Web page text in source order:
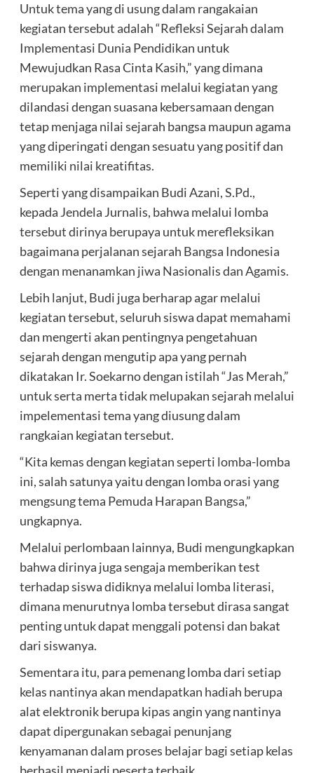
Untuk tema yang di usung dalam rangakaian
kegiatan tersebut adalah “Refleksi Sejarah dalam
Implementasi Dunia Pendidikan untuk
Mewujudkan Rasa Cinta Kasih,” yang dimana
merupakan implementasi melalui kegiatan yang
dilandasi dengan suasana kebersamaan dengan
tetap menjaga nilai sejarah bangsa maupun agama
yang diperingati dengan sesuatu yang positif dan
memiliki nilai kreatifitas.
Seperti yang disampaikan Budi Azani, S.Pd.,
kepada Jendela Jurnalis, bahwa melalui lomba
tersebut dirinya berupaya untuk merefleksikan
bagaimana perjalanan sejarah Bangsa Indonesia
dengan menanamkan jiwa Nasionalis dan Agamis.
Lebih lanjut, Budi juga berharap agar melalui
kegiatan tersebut, seluruh siswa dapat memahami
dan mengerti akan pentingnya pengetahuan
sejarah dengan mengutip apa yang pernah
dikatakan Ir. Soekarno dengan istilah “Jas Merah,”
untuk serta merta tidak melupakan sejarah melalui
impelementasi tema yang diusung dalam
rangkaian kegiatan tersebut.
“Kita kemas dengan kegiatan seperti lomba-lomba
ini, salah satunya yaitu dengan lomba orasi yang
mengsung tema Pemuda Harapan Bangsa,”
ungkapnya.
Melalui perlombaan lainnya, Budi mengungkapkan
bahwa dirinya juga sengaja memberikan test
terhadap siswa didiknya melalui lomba literasi,
dimana menurutnya lomba tersebut dirasa sangat
penting untuk dapat menggali potensi dan bakat
dari siswanya.
Sementara itu, para pemenang lomba dari setiap
kelas nantinya akan mendapatkan hadiah berupa
alat elektronik berupa kipas angin yang nantinya
dapat dipergunakan sebagai penunjang
kenyamanan dalam proses belajar bagi setiap kelas